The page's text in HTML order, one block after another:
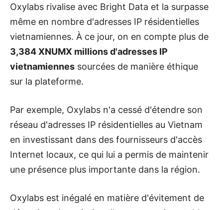
Oxylabs rivalise avec Bright Data et la surpasse
même en nombre d'adresses IP résidentielles
vietnamiennes. À ce jour, on en compte plus de
3,384 XNUMX millions d'adresses IP
vietnamiennes sourcées de manière éthique
sur la plateforme.
Par exemple, Oxylabs n'a cessé d'étendre son
réseau d'adresses IP résidentielles au Vietnam
en investissant dans des fournisseurs d'accès
Internet locaux, ce qui lui a permis de maintenir
une présence plus importante dans la région.
Oxylabs est inégalé en matière d'évitement de